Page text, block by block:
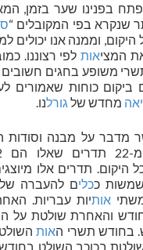
בפנינו שער בזמן,
שנקרא בפי המקובלים “
וממנה אנו יכולים
המציאות לפי רצוננו.
משופע בחגים חשובים
ביקום כוחות שאמורים
מחדש של גורלנו.
מדבר על מבנה וסודות
תדרים אלו מיוצגים
ככלים להעברה
אותיות עבריות.
והאחרת שולטת על
בחודש תשרי האות
בכוכב השולט בחודש